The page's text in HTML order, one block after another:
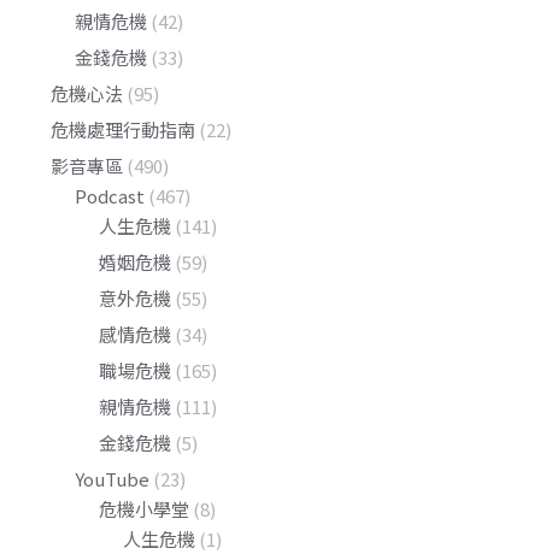
親情危機 (42)
金錢危機 (33)
危機心法 (95)
危機處理行動指南 (22)
影音專區 (490)
Podcast (467)
人生危機 (141)
婚姻危機 (59)
意外危機 (55)
感情危機 (34)
職場危機 (165)
親情危機 (111)
金錢危機 (5)
YouTube (23)
危機小學堂 (8)
人生危機 (1)